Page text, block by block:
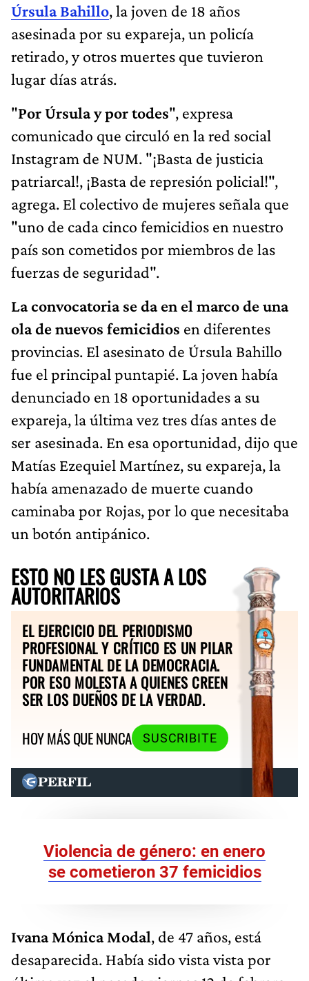
Úrsula Bahillo, la joven de 18 años
asesinada por su expareja, un policía
retirado, y otros muertes que tuvieron
lugar días atrás.
"Por Úrsula y por todes", expresa
comunicado que circuló en la red social
Instagram de NUM. "¡Basta de justicia
patriarcal!, ¡Basta de represión policial!",
agrega. El colectivo de mujeres señala que
"uno de cada cinco femicidios en nuestro
país son cometidos por miembros de las
fuerzas de seguridad".
La convocatoria se da en el marco de una
ola de nuevos femicidios en diferentes
provincias. El asesinato de Úrsula Bahillo
fue el principal puntapié. La joven había
denunciado en 18 oportunidades a su
expareja, la última vez tres días antes de
ser asesinada. En esa oportunidad, dijo que
Matías Ezequiel Martínez, su expareja, la
había amenazado de muerte cuando
caminaba por Rojas, por lo que necesitaba
un botón antipánico.
ESTO NO LES GUSTA A LOS
AUTORITARIOS
EL EJERCICIO DEL PERIODISMO
PROFESIONAL Y CRÍTICO ES UN PILAR
FUNDAMENTAL DE LA DEMOCRACIA.
POR ESO MOLESTA A QUIENES CREEN
SER LOS DUEÑOS DE LA VERDAD.
HOY MÁS QUE NUNCA
SUSCRIBITE
Violencia de género: en enero
se cometieron 37 femicidios
Ivana Mónica Modal, de 47 años, está
desaparecida. Había sido vista vista por